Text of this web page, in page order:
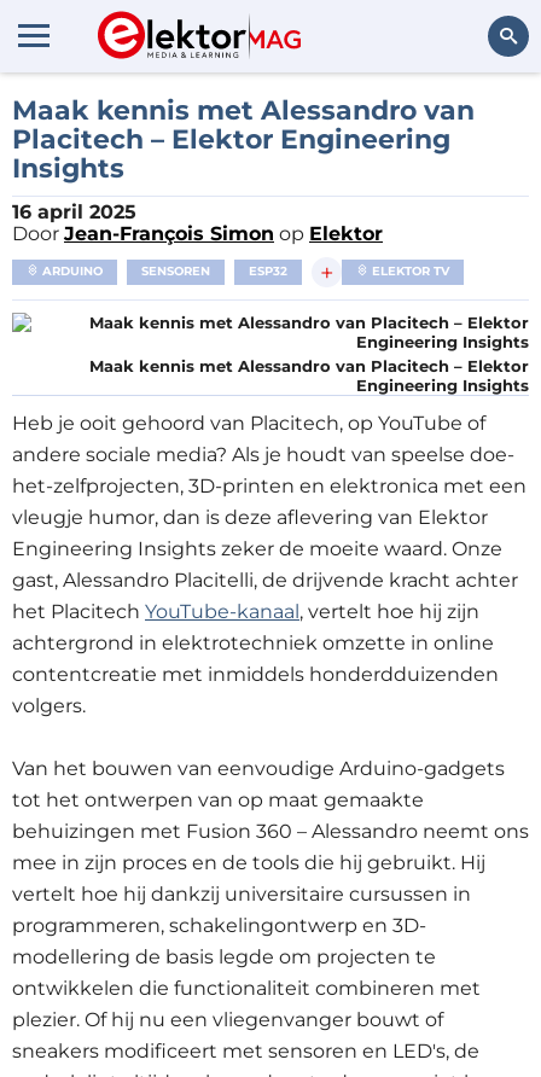
Zoeken
Maak kennis met Alessandro van
Placitech – Elektor Engineering
Insights
16 april 2025
Door Jean-François Simon op Elektor
ARDUINO SENSOREN ESP32 + ELEKTOR TV
Maak kennis met Alessandro van Placitech – Elektor
Engineering Insights
Heb je ooit gehoord van Placitech, op YouTube of
andere sociale media? Als je houdt van speelse doe-
het-zelfprojecten, 3D-printen en elektronica met een
vleugje humor, dan is deze aflevering van Elektor
Engineering Insights zeker de moeite waard. Onze
gast, Alessandro Placitelli, de drijvende kracht achter
het Placitech YouTube-kanaal, vertelt hoe hij zijn
achtergrond in elektrotechniek omzette in online
contentcreatie met inmiddels honderdduizenden
volgers.
Van het bouwen van eenvoudige Arduino-gadgets
tot het ontwerpen van op maat gemaakte
behuizingen met Fusion 360 – Alessandro neemt ons
mee in zijn proces en de tools die hij gebruikt. Hij
vertelt hoe hij dankzij universitaire cursussen in
programmeren, schakelingontwerp en 3D-
modellering de basis legde om projecten te
ontwikkelen die functionaliteit combineren met
plezier. Of hij nu een vliegenvanger bouwt of
sneakers modificeert met sensoren en LED's, de